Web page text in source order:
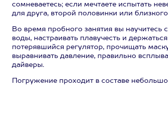
сомневаетесь; если мечтаете испытать
для друга, второй половинки или
Во время пробного занятия вы научитесь
воды, настраивать плавучесть и
потерявшийся регулятор, прочищать
выравнивать давление, правильно
дайверы.
Погружение проходит в составе